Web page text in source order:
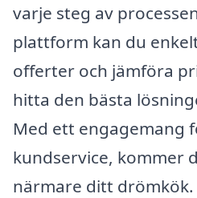
varje steg av
plattform kan du
offerter och jämföra
hitta den bästa
Med ett engagemang
kundservice, kommer
närmare ditt drömkök.